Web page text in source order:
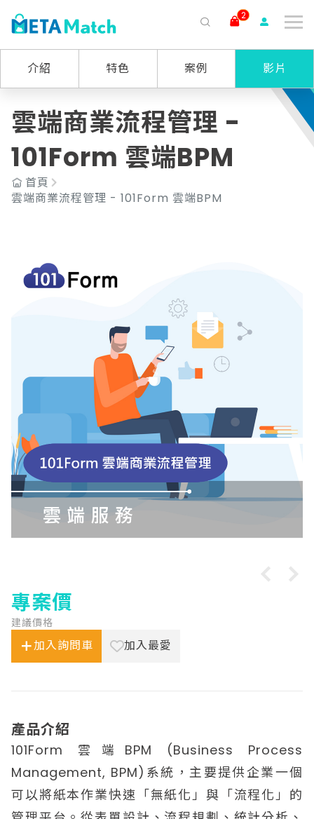
ai agent AI 客服 gemini
2
介紹 特色 案例 影片
雲端商業流程管理 -
101Form 雲端BPM
首頁
雲端商業流程管理 - 101Form 雲端BPM
專案價
建議價格
加入詢問車 加入最愛
產品介紹
101Form 雲端BPM (Business Process
Management, BPM)系統，主要提供企業一個
可以將紙本作業快速「無紙化」與「流程化」的